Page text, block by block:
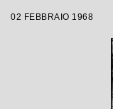
02 FEBBRAIO 1968